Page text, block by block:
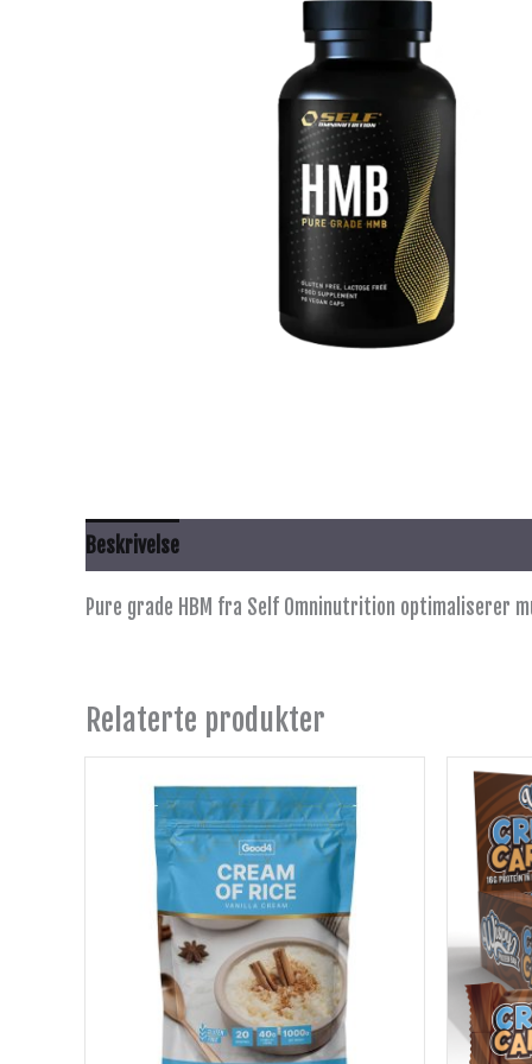
Beskrivelse
Pure grade HBM fra Self Omninutrition optimaliserer
Relaterte produkter